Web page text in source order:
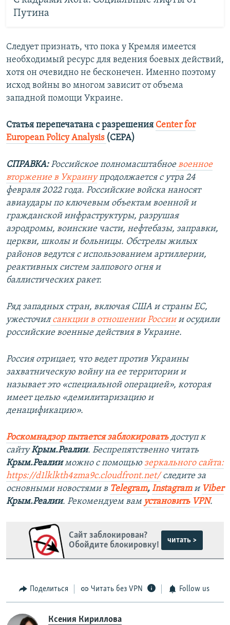
Путина
Следует признать, что пока у Кремля имеется
необходимый ресурс для ведения боевых действий,
хотя он очевидно не бесконечен. Именно поэтому
исход войны во многом зависит от объема
западной помощи Украине.
Статья перепечатана с разрешения Center for
European Policy Analysis (CEPA)
СПРАВКА:Российское полномасштабноевоенное
вторжение в Украинупродолжается с утра 24
февраля 2022 года. Российские войска наносят
авиаудары по ключевым объектам военной и
гражданской инфраструктуры, разрушая
аэродромы, воинские части, нефтебазы, заправки,
церкви, школы и больницы. Обстрелы жилых
районов ведутся с использованием артиллерии,
реактивных систем залпового огня и
баллистических ракет.
Ряд западных стран, включая США и страны ЕС,
ужесточилсанкции в отношении Россиии осудили
российские военные действия в Украине.
Россия отрицает, что ведет против Украины
захватническую войну на ее территории и
называет это «специальной операцией», которая
имеет целью «демилитаризацию и
денацификацию».
Роскомнадзор пытается заблокировать доступ к
сайтуКрым.Реалии. Беспрепятственно читать
Крым.Реалииможно с помощью зеркального сайта:
https://d1lklkth4zma9c.cloudfront.net/ следите за
основными новостями в Telegram, Instagramи Viber
Крым.Реалии. Рекомендуем вам установить VPN.
Сайт заблокирован?
Обойдите блокировку!
читать >
Поделиться Читать без VPN Follow us
Ксения Кириллова